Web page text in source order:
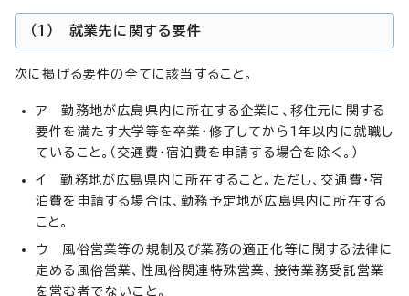
（1） 就業先に関する要件
次に掲げる要件の全てに該当すること。
ア 勤務地が広島県内に所在する企業に、移住元に関する
要件を満たす大学等を卒業・修了してから1年以内に就職し
ていること。（交通費・宿泊費を申請する場合を除く。）
イ 勤務地が広島県内に所在すること。ただし、交通費・宿
泊費を申請する場合は、勤務予定地が広島県内に所在する
こと。
ウ 風俗営業等の規制及び業務の適正化等に関する法律に
定める風俗営業、性風俗関連特殊営業、接待業務受託営業
を営む者でないこと。